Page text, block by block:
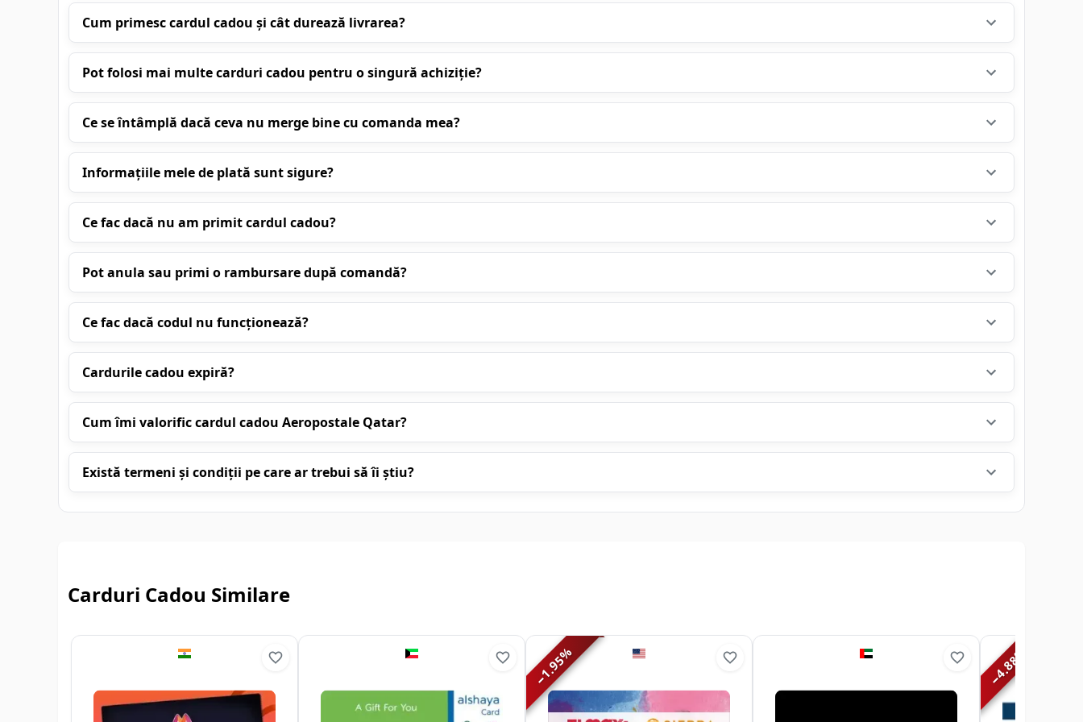
Cum primesc cardul cadou și cât durează livrarea?
Pot folosi mai multe carduri cadou pentru o singură achiziție?
Ce se întâmplă dacă ceva nu merge bine cu comanda mea?
Informațiile mele de plată sunt sigure?
Ce fac dacă nu am primit cardul cadou?
Pot anula sau primi o rambursare după comandă?
Ce fac dacă codul nu funcționează?
Cardurile cadou expiră?
Cum îmi valorific cardul cadou Aeropostale Qatar?
Există termeni și condiții pe care ar trebui să îi știu?
Carduri Cadou Similare
−
1.95
%
−
4.88%